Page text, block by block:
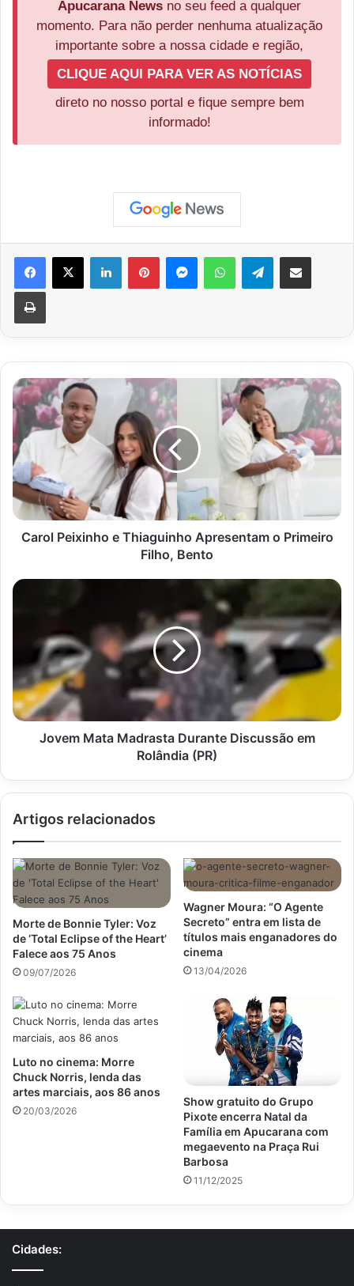
Apucarana News no seu feed a qualquer
momento. Para não perder nenhuma atualização
importante sobre a nossa cidade e região,
CLIQUE AQUI PARA VER AS NOTÍCIAS
direto no nosso portal e fique sempre bem
informado!
Facebook
X LinkedinPinterestMessengerWhatsAppTelegramCompartilhar via e-mail
Imprimir
Carol
Peixinho
e
Thiaguinho
Apresentam
o
Primeiro
Filho,
Bento
Carol Peixinho e Thiaguinho Apresentam o Primeiro
Filho, Bento
Jovem
Durante
Discussão
em
Rolândia
(PR)
Jovem Mata Madrasta Durante Discussão em
Rolândia (PR)
Artigos relacionados
Morte de Bonnie Tyler: Voz
de ‘Total Eclipse of the Heart’
Falece aos 75 Anos
09/07/2026
Wagner Moura: “O Agente
Secreto” entra em lista de
títulos mais enganadores do
cinema
13/04/2026
Luto no cinema: Morre
Chuck Norris, lenda das
artes marciais, aos 86 anos
20/03/2026
Show gratuito do Grupo
Pixote encerra Natal da
Família em Apucarana com
megaevento na Praça Rui
Barbosa
11/12/2025
Cidades: